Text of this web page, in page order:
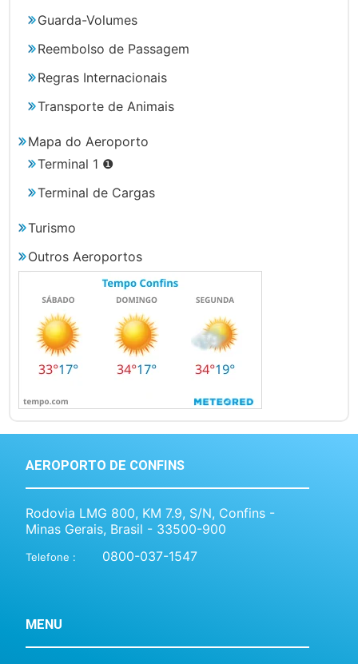
Guarda-Volumes
Reembolso de Passagem
Regras Internacionais
Transporte de Animais
Mapa do Aeroporto
Terminal 1 ❶
Terminal de Cargas
Turismo
Outros Aeroportos
AEROPORTO DE CONFINS
Rodovia LMG 800, KM 7.9, S/N, Confins -
Minas Gerais, Brasil - 33500-900
Telefone : 0800-037-1547
MENU